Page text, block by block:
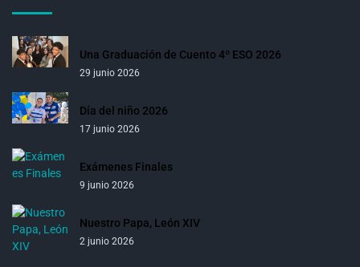
Una Graduación de Cuento 4º ESO 2026
29 junio 2026
Día del niño 2026
17 junio 2026
Exámenes Finales
9 junio 2026
Nuestro Papa, León XIV
2 junio 2026